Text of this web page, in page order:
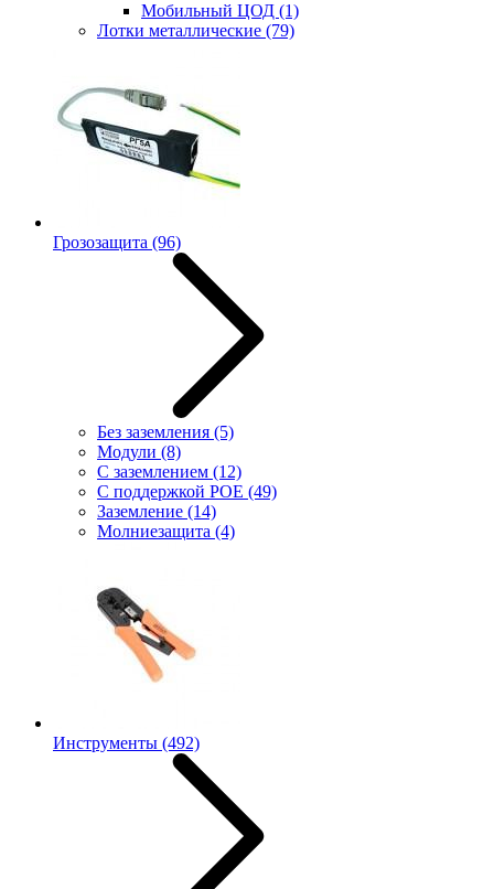
Мобильный ЦОД (1)
Лотки металлические (79)
Грозозащита (96)
Без заземления (5)
Модули (8)
С заземлением (12)
С поддержкой POE (49)
Заземление (14)
Молниезащита (4)
Инструменты (492)